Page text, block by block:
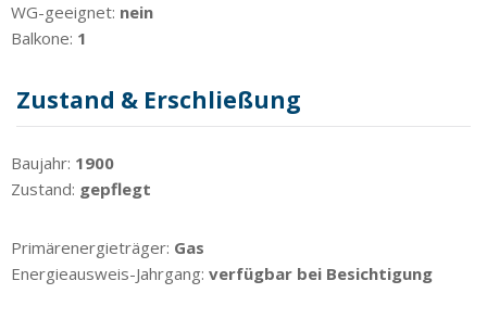
WG-geeignet: nein
Balkone: 1
Zustand & Erschließung
Baujahr: 1900
Zustand: gepflegt
Primärenergieträger: Gas
Energieausweis-Jahrgang: verfügbar bei Besichtigung